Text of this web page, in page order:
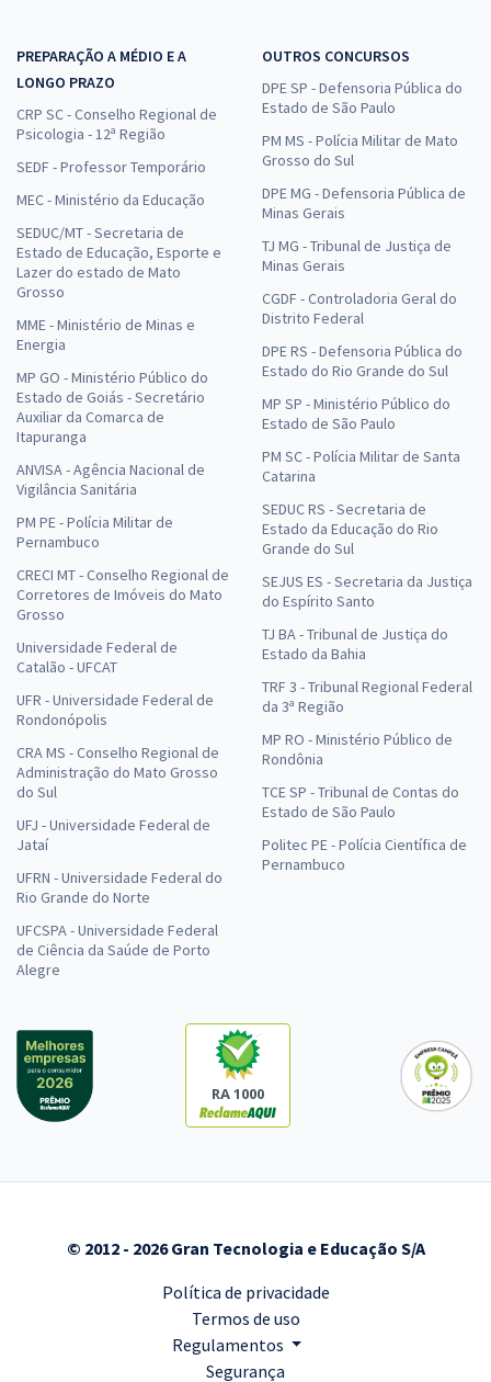
PREPARAÇÃO A MÉDIO E A
LONGO PRAZO
CRP SC - Conselho Regional de
Psicologia - 12ª Região
SEDF - Professor Temporário
MEC - Ministério da Educação
SEDUC/MT - Secretaria de
Estado de Educação, Esporte e
Lazer do estado de Mato
Grosso
MME - Ministério de Minas e
Energia
MP GO - Ministério Público do
Estado de Goiás - Secretário
Auxiliar da Comarca de
Itapuranga
ANVISA - Agência Nacional de
Vigilância Sanitária
PM PE - Polícia Militar de
Pernambuco
CRECI MT - Conselho Regional de
Corretores de Imóveis do Mato
Grosso
Universidade Federal de
Catalão - UFCAT
UFR - Universidade Federal de
Rondonópolis
CRA MS - Conselho Regional de
Administração do Mato Grosso
do Sul
UFJ - Universidade Federal de
Jataí
UFRN - Universidade Federal do
Rio Grande do Norte
UFCSPA - Universidade Federal
de Ciência da Saúde de Porto
Alegre
OUTROS CONCURSOS
DPE SP - Defensoria Pública do
Estado de São Paulo
PM MS - Polícia Militar de Mato
Grosso do Sul
DPE MG - Defensoria Pública de
Minas Gerais
TJ MG - Tribunal de Justiça de
Minas Gerais
CGDF - Controladoria Geral do
Distrito Federal
DPE RS - Defensoria Pública do
Estado do Rio Grande do Sul
MP SP - Ministério Público do
Estado de São Paulo
PM SC - Polícia Militar de Santa
Catarina
SEDUC RS - Secretaria de
Estado da Educação do Rio
Grande do Sul
SEJUS ES - Secretaria da Justiça
do Espírito Santo
TJ BA - Tribunal de Justiça do
Estado da Bahia
TRF 3 - Tribunal Regional Federal
da 3ª Região
MP RO - Ministério Público de
Rondônia
TCE SP - Tribunal de Contas do
Estado de São Paulo
Politec PE - Polícia Científica de
Pernambuco
RA 1000
© 2012 - 2026 Gran Tecnologia e Educação S/A
Política de privacidade
Termos de uso
Regulamentos
Segurança